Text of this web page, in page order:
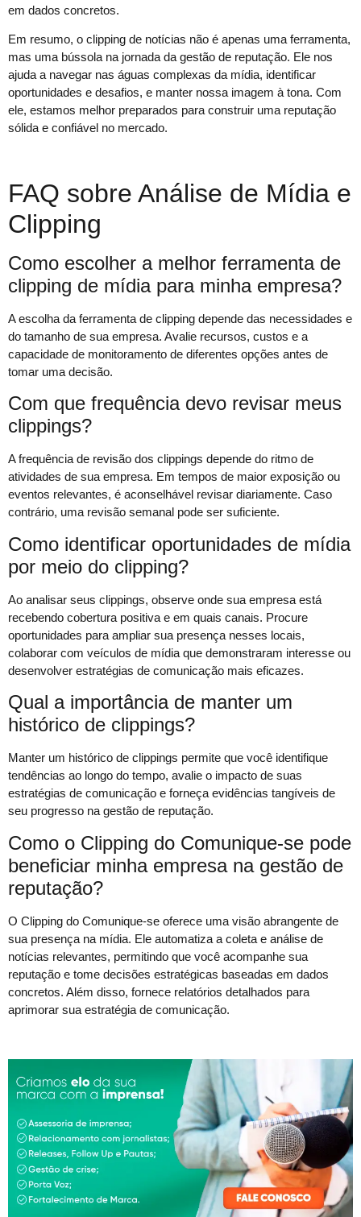
em dados concretos.
Em resumo, o clipping de notícias não é apenas uma ferramenta,
mas uma bússola na jornada da gestão de reputação. Ele nos
ajuda a navegar nas águas complexas da mídia, identificar
oportunidades e desafios, e manter nossa imagem à tona. Com
ele, estamos melhor preparados para construir uma reputação
sólida e confiável no mercado.
FAQ sobre Análise de Mídia e
Clipping
Como escolher a melhor ferramenta de
clipping de mídia para minha empresa?
A escolha da ferramenta de clipping depende das necessidades e
do tamanho de sua empresa. Avalie recursos, custos e a
capacidade de monitoramento de diferentes opções antes de
tomar uma decisão.
Com que frequência devo revisar meus
clippings?
A frequência de revisão dos clippings depende do ritmo de
atividades de sua empresa. Em tempos de maior exposição ou
eventos relevantes, é aconselhável revisar diariamente. Caso
contrário, uma revisão semanal pode ser suficiente.
Como identificar oportunidades de mídia
por meio do clipping?
Ao analisar seus clippings, observe onde sua empresa está
recebendo cobertura positiva e em quais canais. Procure
oportunidades para ampliar sua presença nesses locais,
colaborar com veículos de mídia que demonstraram interesse ou
desenvolver estratégias de comunicação mais eficazes.
Qual a importância de manter um
histórico de clippings?
Manter um histórico de clippings permite que você identifique
tendências ao longo do tempo, avalie o impacto de suas
estratégias de comunicação e forneça evidências tangíveis de
seu progresso na gestão de reputação.
Como o Clipping do Comunique-se pode
beneficiar minha empresa na gestão de
reputação?
O Clipping do Comunique-se oferece uma visão abrangente de
sua presença na mídia. Ele automatiza a coleta e análise de
notícias relevantes, permitindo que você acompanhe sua
reputação e tome decisões estratégicas baseadas em dados
concretos. Além disso, fornece relatórios detalhados para
aprimorar sua estratégia de comunicação.